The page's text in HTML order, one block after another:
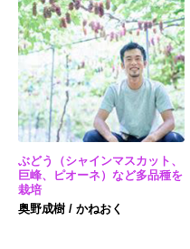
ぶどう（シャインマスカット、
巨峰、ピオーネ）など多品種を
栽培
奥野成樹 / かねおく